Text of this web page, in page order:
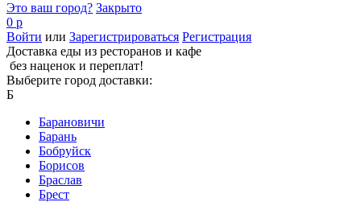
Это ваш город? Закрыто
0 р
Войти или Зарегистрироваться Регистрация
Доставка еды из ресторанов и кафе
без наценок и переплат!
Выберите город доставки:
Б
Барановичи
Барань
Бобруйск
Борисов
Браслав
Брест